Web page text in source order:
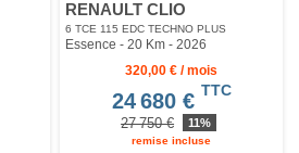
RENAULT CLIO
6 TCE 115 EDC TECHNO PLUS
Essence - 20 Km- 2026
320,00 € / mois
24 680 € TTC
27 750 € 11%
remise incluse